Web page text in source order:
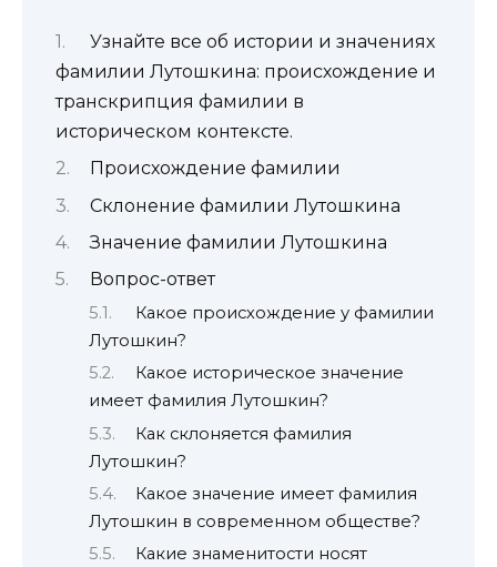
Узнайте все об истории и значениях
фамилии Лутошкина: происхождение и
транскрипция фамилии в
историческом контексте.
Происхождение фамилии
Склонение фамилии Лутошкина
Значение фамилии Лутошкина
Вопрос-ответ
Какое происхождение у фамилии
Лутошкин?
Какое историческое значение
имеет фамилия Лутошкин?
Как склоняется фамилия
Лутошкин?
Какое значение имеет фамилия
Лутошкин в современном обществе?
Какие знаменитости носят